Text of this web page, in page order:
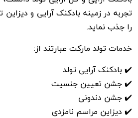
تجربه در زمینه بادکنک آرایی و
را جذب نماید.
خدمات تولد مارکت عبارتند از:
✔️ بادکنک آرایی تولد
✔️ جشن تعیین جنسیت
✔️ جشن دندونی
✔️ دیزاین مراسم نامزدی